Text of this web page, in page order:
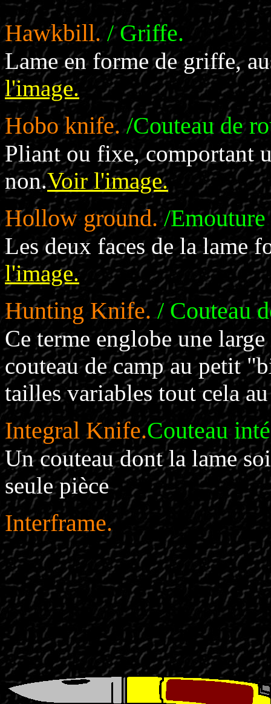
Hawkbill. / Griffe.
Lame en forme de griffe,
l'image.
Hobo knife. /Couteau de
Pliant ou fixe, comportant
non.Voir l'image.
Hollow ground. /
Les deux faces de la lame
l'image.
Hunting Knife. / Couteau
Ce terme englobe une
couteau de camp au petit
tailles variables tout cela
Integral Knife.Couteau
Un couteau dont la lame
seule pièce
Interframe.